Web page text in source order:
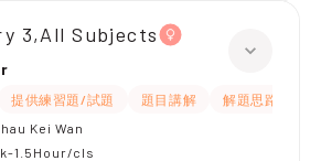
3,All Subjects
提供練習題/試題 題目講解
解題思路
Kei Wan
1.5Hour/cls